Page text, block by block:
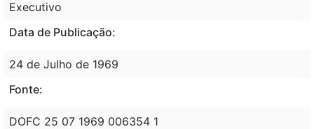
Executivo
Data de Publicação:
24 de Julho de 1969
Fonte:
DOFC 25 07 1969 006354 1